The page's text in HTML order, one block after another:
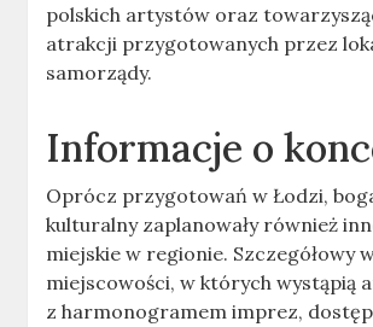
polskich artystów oraz
atrakcji przygotowanych przez
samorządy.
Informacje o
Oprócz przygotowań w Łodzi,
kulturalny zaplanowały również
miejskie w regionie. Szczegółowy
miejscowości, w których wystąpią
z harmonogramem imprez,